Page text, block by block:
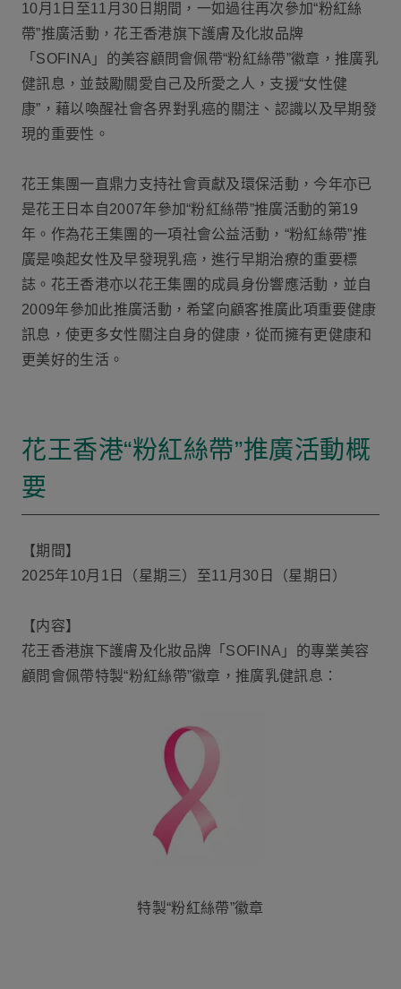
10月1日至11月30日期間，一如過往再次參加“粉紅絲
帶”推廣活動，花王香港旗下護膚及化妝品牌
「SOFINA」的美容顧問會佩帶“粉紅絲帶”徽章，推廣乳
健訊息，並鼓勵關愛自己及所愛之人，支援“女性健
康”，藉以喚醒社會各界對乳癌的關注、認識以及早期發
現的重要性。
花王集團一直鼎力支持社會貢獻及環保活動，今年亦已
是花王日本自2007年參加“粉紅絲帶”推廣活動的第19
年。作為花王集團的一項社會公益活動，“粉紅絲帶”推
廣是喚起女性及早發現乳癌，進行早期治療的重要標
誌。花王香港亦以花王集團的成員身份響應活動，並自
2009年參加此推廣活動，希望向顧客推廣此項重要健康
訊息，使更多女性關注自身的健康，從而擁有更健康和
更美好的生活。
花王香港“粉紅絲帶”推廣活動概
要
【期間】
2025年10月1日（星期三）至11月30日（星期日）
【内容】
花王香港旗下護膚及化妝品牌「SOFINA」的專業美容
顧問會佩帶特製“粉紅絲帶”徽章，推廣乳健訊息：
特製“粉紅絲帶”徽章